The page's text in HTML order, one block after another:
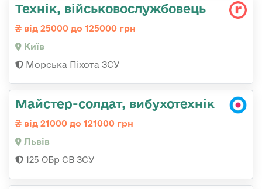
Технік, військовослужбовець
від 25000 до 125000 грн
Київ
Морська Піхота ЗСУ
Майстер-солдат, вибухотехнік
від 21000 до 121000 грн
Львів
125 ОБр СВ ЗСУ